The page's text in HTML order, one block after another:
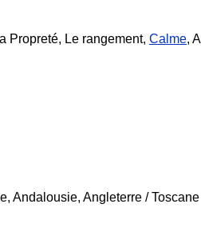
Propreté, Le rangement, Calme, A
Andalousie, Angleterre / Toscane